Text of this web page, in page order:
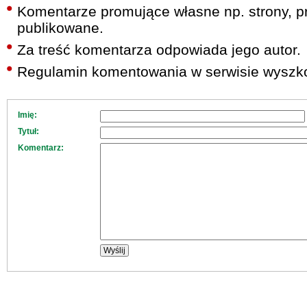
Komentarze promujące własne np. strony,
publikowane.
Za treść komentarza odpowiada jego autor.
Regulamin komentowania w serwisie
Imię:
Tytuł:
Komentarz: